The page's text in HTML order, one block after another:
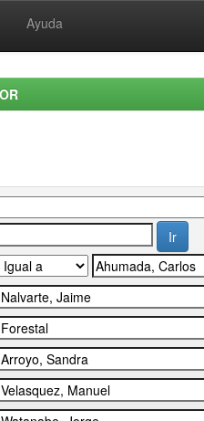
Ayuda